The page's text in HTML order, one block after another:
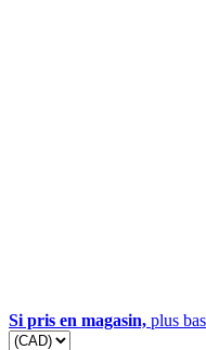
Si pris en magasin, plus